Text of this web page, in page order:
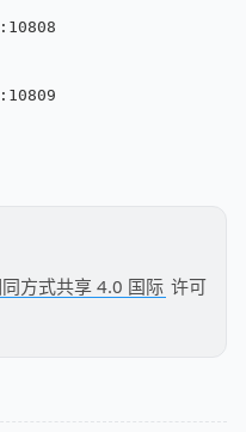
方式共享 4.0 国际 许可